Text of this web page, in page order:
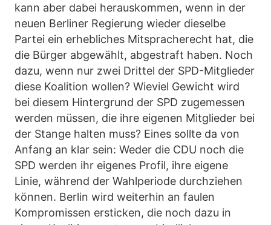
kann aber dabei herauskommen, wenn in der
neuen Berliner Regierung wieder dieselbe
Partei ein erhebliches Mitspracherecht hat, die
die Bürger abgewählt, abgestraft haben. Noch
dazu, wenn nur zwei Drittel der SPD-Mitglieder
diese Koalition wollen? Wieviel Gewicht wird
bei diesem Hintergrund der SPD zugemessen
werden müssen, die ihre eigenen Mitglieder bei
der Stange halten muss? Eines sollte da von
Anfang an klar sein: Weder die CDU noch die
SPD werden ihr eigenes Profil, ihre eigene
Linie, während der Wahlperiode durchziehen
können. Berlin wird weiterhin an faulen
Kompromissen ersticken, die noch dazu in